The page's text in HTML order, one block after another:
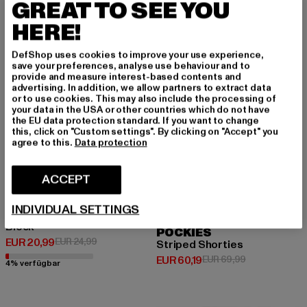
-16%
URBAN CLASSICS
Block
EUR 20,99
Derzeitiger Preis: EUR 20,99
EUR 24,99Aktionspreis: EUR 24,99
4% verfügbar
POCKIES
Striped Shorties
EUR 60,19
Derzeitiger Preis: EUR 60,19
EUR 69,99Aktionspreis:
GREAT TO SEE YOU
HERE!
DefShop uses cookies to improve your use experience,
save your preferences, analyse use behaviour and to
provide and measure interest-based contents and
advertising. In addition, we allow partners to extract data
or to use cookies. This may also include the processing of
your data in the USA or other countries which do not have
the EU data protection standard. If you want to change
this, click on "Custom settings". By clicking on "Accept" you
agree to this. Data protection
ACCEPT
INDIVIDUAL SETTINGS